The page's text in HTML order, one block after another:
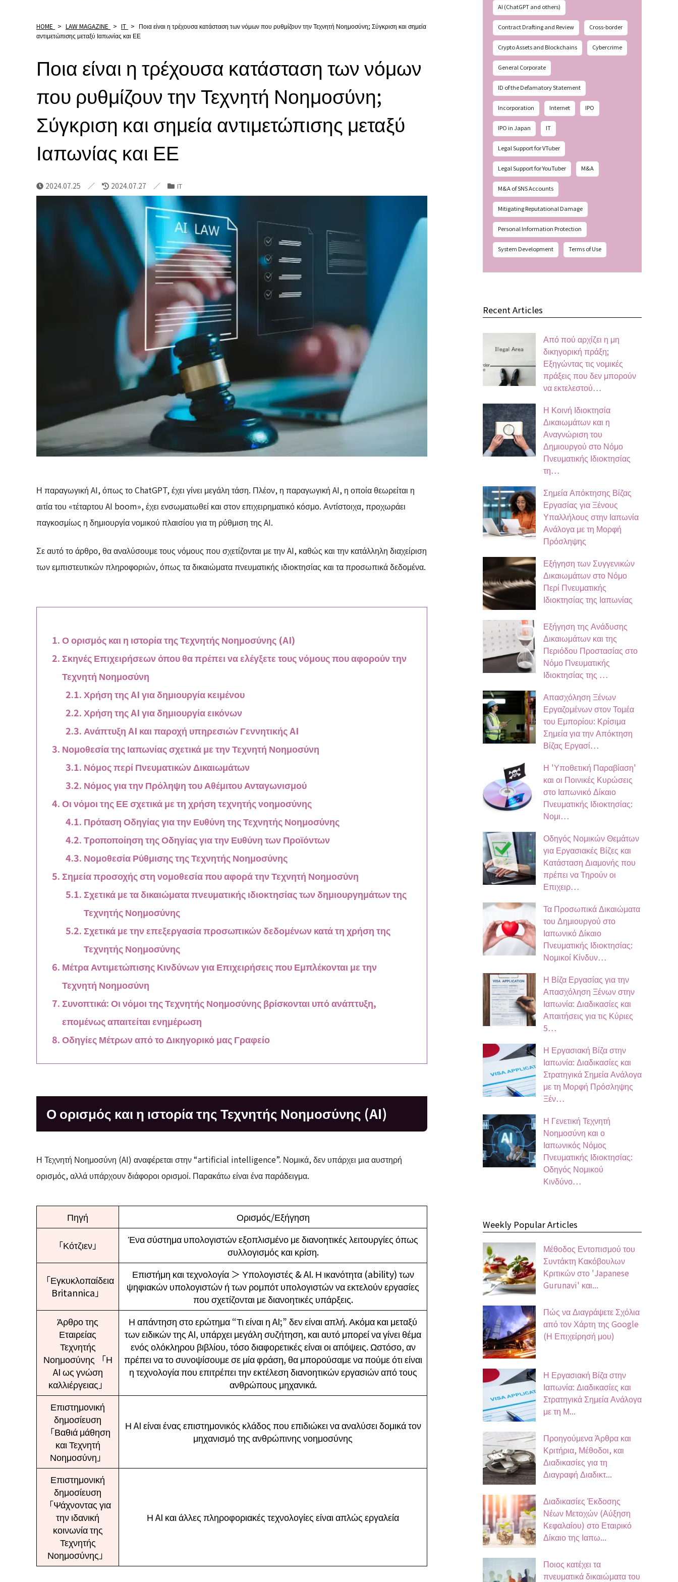
HOME > LAW MAGAZINE > IT > Ποια είναι η τρέχουσα κατάσταση των νόμων που ρυθμίζουν την Τεχνητή Νοημοσύνη; Σύγκριση και σημεία
αντιμετώπισης μεταξύ Ιαπωνίας και ΕΕ
Ποια είναι η τρέχουσα κατάσταση των νόμων
που ρυθμίζουν την Τεχνητή Νοημοσύνη;
Σύγκριση και σημεία αντιμετώπισης μεταξύ
Ιαπωνίας και ΕΕ
2024.07.25 2024.07.27 IT
Η παραγωγική AI, όπως το ChatGPT, έχει γίνει μεγάλη τάση. Πλέον, η παραγωγική AI, η οποία θεωρείται η
αιτία του «τέταρτου AI boom», έχει ενσωματωθεί και στον επιχειρηματικό κόσμο. Αντίστοιχα, προχωράει
παγκοσμίως η δημιουργία νομικού πλαισίου για τη ρύθμιση της AI.
Σε αυτό το άρθρο, θα αναλύσουμε τους νόμους που σχετίζονται με την AI, καθώς και την κατάλληλη διαχείριση
των εμπιστευτικών πληροφοριών, όπως τα δικαιώματα πνευματικής ιδιοκτησίας και τα προσωπικά δεδομένα.
Ο ορισμός και η ιστορία της Τεχνητής Νοημοσύνης (AI)
Σκηνές Επιχειρήσεων όπου θα πρέπει να ελέγξετε τους νόμους που αφορούν την
Τεχνητή Νοημοσύνη
Χρήση της AI για δημιουργία κειμένου
Χρήση της AI για δημιουργία εικόνων
Ανάπτυξη AI και παροχή υπηρεσιών Γεννητικής AI
Νομοθεσία της Ιαπωνίας σχετικά με την Τεχνητή Νοημοσύνη
Νόμος περί Πνευματικών Δικαιωμάτων
Νόμος για την Πρόληψη του Αθέμιτου Ανταγωνισμού
Οι νόμοι της ΕΕ σχετικά με τη χρήση τεχνητής νοημοσύνης
Πρόταση Οδηγίας για την Ευθύνη της Τεχνητής Νοημοσύνης
Τροποποίηση της Οδηγίας για την Ευθύνη των Προϊόντων
Νομοθεσία Ρύθμισης της Τεχνητής Νοημοσύνης
Σημεία προσοχής στη νομοθεσία που αφορά την Τεχνητή Νοημοσύνη
Σχετικά με τα δικαιώματα πνευματικής ιδιοκτησίας των δημιουργημάτων της
Τεχνητής Νοημοσύνης
Σχετικά με την επεξεργασία προσωπικών δεδομένων κατά τη χρήση της
Τεχνητής Νοημοσύνης
Μέτρα Αντιμετώπισης Κινδύνων για Επιχειρήσεις που Εμπλέκονται με την
Τεχνητή Νοημοσύνη
Συνοπτικά: Οι νόμοι της Τεχνητής Νοημοσύνης βρίσκονται υπό ανάπτυξη,
επομένως απαιτείται ενημέρωση
Οδηγίες Μέτρων από το Δικηγορικό μας Γραφείο
Ο ορισμός και η ιστορία της Τεχνητής Νοημοσύνης (AI)
Η Τεχνητή Νοημοσύνη (AI) αναφέρεται στην “artificial intelligence”. Νομικά, δεν υπάρχει μια αυστηρή
ορισμός, αλλά υπάρχουν διάφοροι ορισμοί. Παρακάτω είναι ένα παράδειγμα.
Πηγή Ορισμός/Εξήγηση
「Κότζιεν」
Ένα σύστημα υπολογιστών εξοπλισμένο με διανοητικές λειτουργίες όπως
συλλογισμός και κρίση.
「Εγκυκλοπαίδεια
Britannica」
Επιστήμη και τεχνολογία ＞ Υπολογιστές & AI. Η ικανότητα (ability) των
ψηφιακών υπολογιστών ή των ρομπότ υπολογιστών να εκτελούν εργασίες
που σχετίζονται με διανοητικές υπάρξεις.
Άρθρο της
Εταιρείας
Τεχνητής
Νοημοσύνης 「Η
AI ως γνώση
καλλιέργειας」
Η απάντηση στο ερώτημα “Τι είναι η AI;” δεν είναι απλή. Ακόμα και μεταξύ
των ειδικών της AI, υπάρχει μεγάλη συζήτηση, και αυτό μπορεί να γίνει θέμα
ενός ολόκληρου βιβλίου, τόσο διαφορετικές είναι οι απόψεις. Ωστόσο, αν
πρέπει να το συνοψίσουμε σε μία φράση, θα μπορούσαμε να πούμε ότι είναι
η τεχνολογία που επιτρέπει την εκτέλεση διανοητικών εργασιών από τους
ανθρώπους μηχανικά.
Επιστημονική
δημοσίευση
「Βαθιά μάθηση
και Τεχνητή
Νοημοσύνη」
Η AI είναι ένας επιστημονικός κλάδος που επιδιώκει να αναλύσει δομικά τον
μηχανισμό της ανθρώπινης νοημοσύνης
Επιστημονική
δημοσίευση
「Ψάχνοντας για
την ιδανική
κοινωνία της
Τεχνητής
Νοημοσύνης」
Η AI και άλλες πληροφοριακές τεχνολογίες είναι απλώς εργαλεία
AI (ChatGPT and others)
Contract Drafting and Review Cross-border
Crypto Assets and Blockchains Cybercrime
General Corporate
ID of the Defamatory Statement
Incorporation Internet IPO
IPO in Japan IT
Legal Support for VTuber
Legal Support for YouTuber M&A
M&A of SNS Accounts
Mitigating Reputational Damage
Personal Information Protection
System Development Terms of Use
Recent Articles
Από πού αρχίζει η μη
δικηγορική πράξη;
Εξηγώντας τις νομικές
πράξεις που δεν μπορούν
να εκτελεστού…
Η Κοινή Ιδιοκτησία
Δικαιωμάτων και η
Αναγνώριση του
Δημιουργού στο Νόμο
Πνευματικής Ιδιοκτησίας
τη…
Σημεία Απόκτησης Βίζας
Εργασίας για Ξένους
Υπαλλήλους στην Ιαπωνία
Ανάλογα με τη Μορφή
Πρόσληψης
Εξήγηση των Συγγενικών
Δικαιωμάτων στο Νόμο
Περί Πνευματικής
Ιδιοκτησίας της Ιαπωνίας
Εξήγηση της Ανάδυσης
Δικαιωμάτων και της
Περιόδου Προστασίας στο
Νόμο Πνευματικής
Ιδιοκτησίας της …
Απασχόληση Ξένων
Εργαζομένων στον Τομέα
του Εμπορίου: Κρίσιμα
Σημεία για την Απόκτηση
Βίζας Εργασί…
Η 'Υποθετική Παραβίαση'
και οι Ποινικές Κυρώσεις
στο Ιαπωνικό Δίκαιο
Πνευματικής Ιδιοκτησίας:
Νομι…
Οδηγός Νομικών Θεμάτων
για Εργασιακές Βίζες και
Κατάσταση Διαμονής που
πρέπει να Τηρούν οι
Επιχειρ…
Τα Προσωπικά Δικαιώματα
του Δημιουργού στο
Ιαπωνικό Δίκαιο
Πνευματικής Ιδιοκτησίας:
Νομικοί Κίνδυν…
Η Βίζα Εργασίας για την
Απασχόληση Ξένων στην
Ιαπωνία: Διαδικασίες και
Απαιτήσεις για τις Κύριες
5…
Η Εργασιακή Βίζα στην
Ιαπωνία: Διαδικασίες και
Στρατηγικά Σημεία Ανάλογα
με τη Μορφή Πρόσληψης
Ξέν…
Η Γενετική Τεχνητή
Νοημοσύνη και ο
Ιαπωνικός Νόμος
Πνευματικής Ιδιοκτησίας:
Οδηγός Νομικού
Κινδύνο…
Weekly Popular Articles
Μέθοδος Εντοπισμού του
Συντάκτη Κακόβουλων
Κριτικών στο 'Japanese
Gurunavi' και...
Πώς να Διαγράψετε Σχόλια
από τον Χάρτη της Google
(Η Επιχείρησή μου)
Η Εργασιακή Βίζα στην
Ιαπωνία: Διαδικασίες και
Στρατηγικά Σημεία Ανάλογα
με τη Μ...
Προηγούμενα Άρθρα και
Κριτήρια, Μέθοδοι, και
Διαδικασίες για τη
Διαγραφή Διαδικτ...
Διαδικασίες Έκδοσης
Νέων Μετοχών (Αύξηση
Κεφαλαίου) στο Εταιρικό
Δίκαιο της Ιαπω...
Ποιος κατέχει τα
πνευματικά δικαιώματα του